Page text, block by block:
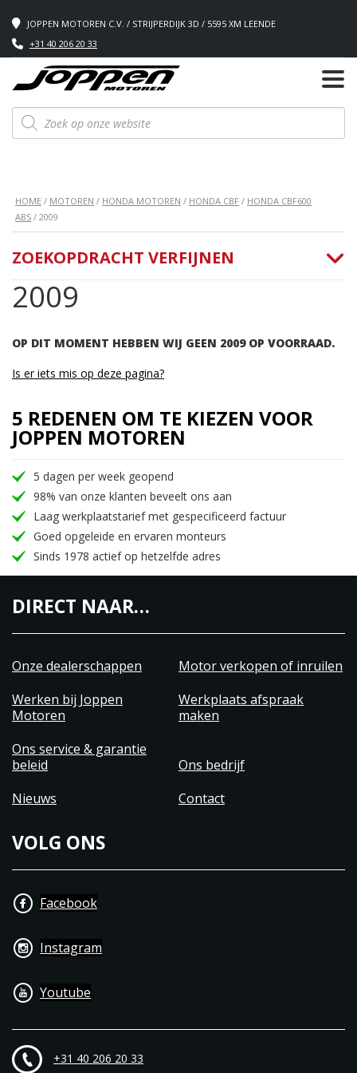
JOPPEN MOTOREN C.V. / STRIJPERDIJK 3D / 5595 XM LEENDE
+31 40 206 20 33
Producten
zoeken
HOME / MOTOREN / HONDA MOTOREN / HONDA CBF / HONDA CBF600
ABS / 2009
2009
OP DIT MOMENT HEBBEN WIJ GEEN 2009 OP VOORRAAD.
ZOEKOPDRACHT VERFIJNEN
Is er iets mis op deze pagina?
5 REDENEN OM TE KIEZEN VOOR
JOPPEN MOTOREN
5 dagen per week geopend
98% van onze klanten beveelt ons aan
Laag werkplaatstarief met gespecificeerd factuur
Goed opgeleide en ervaren monteurs
Sinds 1978 actief op hetzelfde adres
DIRECT NAAR…
Onze dealerschappen
Motor verkopen of inruilen
Werken bij Joppen
Motoren
Werkplaats afspraak
maken
Ons service & garantie
beleid
Ons bedrijf
Nieuws
Contact
VOLG ONS
Facebook
Instagram
Youtube
+31 40 206 20 33